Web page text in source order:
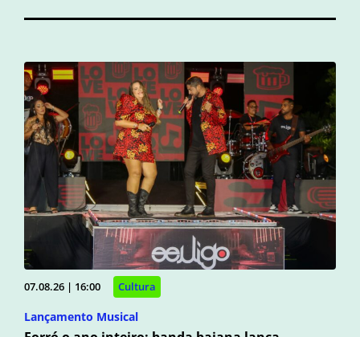
07.08.26 | 16:00 Cultura
Lançamento Musical